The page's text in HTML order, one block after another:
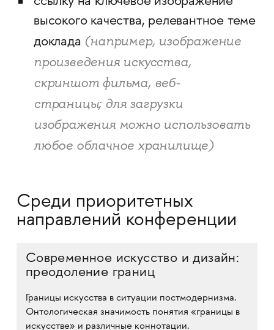
высокого качества, релевантное теме
доклада (например, изображение
произведения искусства,
скриншот фильма, веб-
страницы; для загрузки
изображения можно использовать
любое облачное хранилище)
Среди приоритетных
направлений конференции
Современное искусство и дизайн:
преодоление границ
Границы искусства в ситуации постмодернизма.
Онтологическая значимость понятия «границы в
искусстве» и различные коннотации.